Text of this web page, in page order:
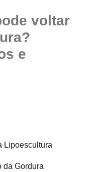
e
Lipoescultura
da Gordura